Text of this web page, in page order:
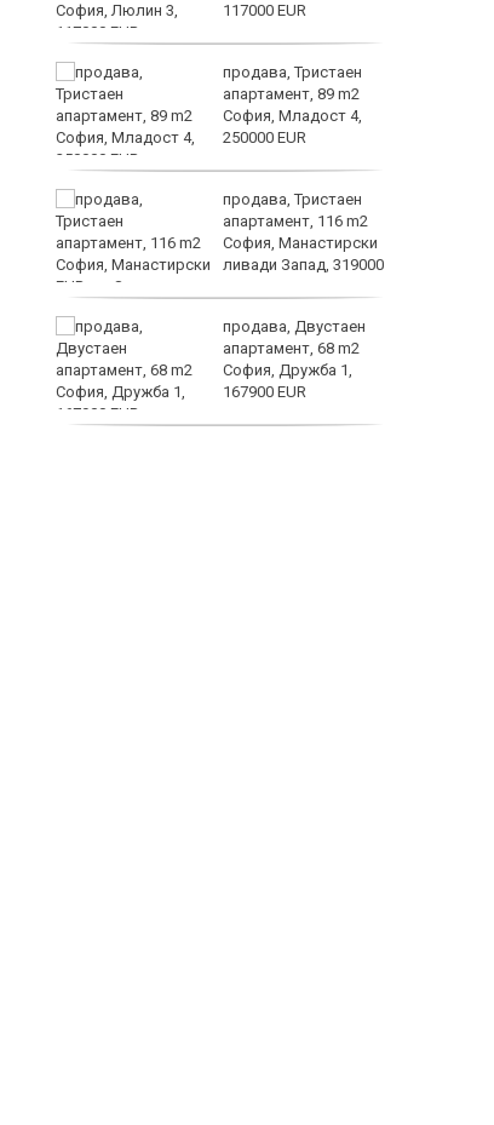
117000 EUR
продава, Тристаен
апартамент, 89 m2
София, Младост 4,
250000 EUR
продава, Тристаен
апартамент, 116 m2
София, Манастирски
ливади Запад, 319000
EUR
продава, Двустаен
апартамент, 68 m2
София, Дружба 1,
167900 EUR